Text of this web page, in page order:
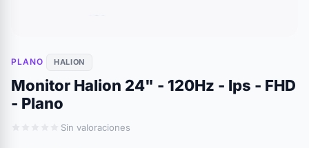
PLANO HALION
Monitor Halion 24" - 120Hz - Ips - FHD
- Plano
Sin valoraciones